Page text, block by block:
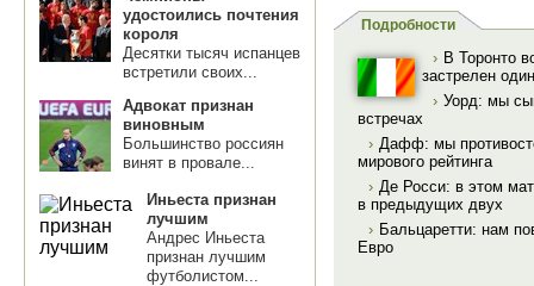
удостоились почтения
короля
Десятки тысяч испанцев
встретили своих...
Адвокат признан
виновным
Большинство россиян
винят в провале...
Иньеста признан
лучшим
Андрес Иньеста
признан лучшим
футболистом...
Подробности
› В Торонто
застрелен
› Уорд: мы
встречах
› Дафф: мы
мирового рейтинга
› Де Росси: в этом
в предыдущих двух
› Бальцаретти: нам
Евро